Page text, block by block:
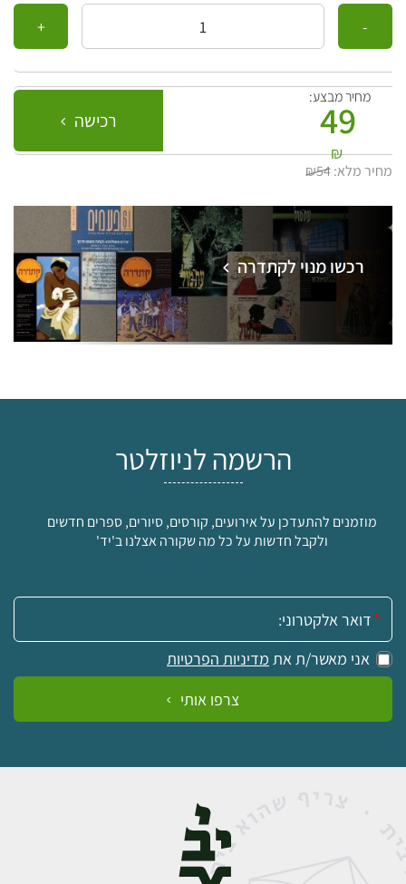
כמות
מחיר מבצע:
49
₪
רכישה
מחיר מלא:₪54
רכשו מנוי לקתדרה
הרשמה לניוזלטר
מוזמנים להתעדכן על אירועים, קורסים, סיורים, ספרים חדשים
ולקבל חדשות על כל מה שקורה אצלנו ב'יד'
אימייל:
אני מאשר/ת את מדיניות הפרטיות
צרפו אותי